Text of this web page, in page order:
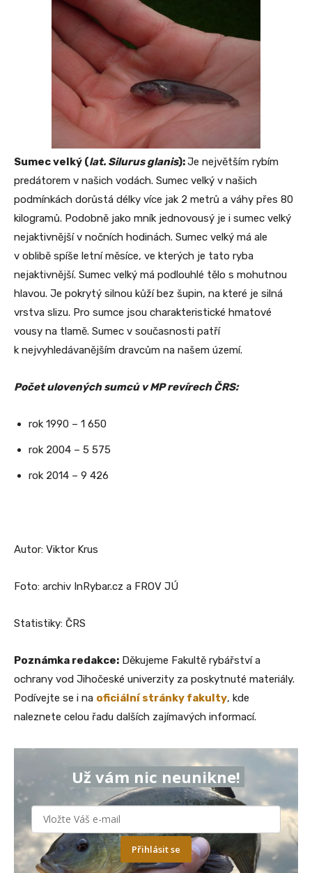
Sumec velký (lat. Silurus glanis):Je největším rybím
predátorem v našich vodách. Sumec velký v našich
podmínkách dorůstá délky více jak 2 metrů a váhy přes 80
kilogramů. Podobně jako mník jednovousý je i sumec velký
nejaktivnější v nočních hodinách. Sumec velký má ale
v oblibě spíše letní měsíce, ve kterých je tato ryba
nejaktivnější. Sumec velký má podlouhlé tělo s mohutnou
hlavou. Je pokrytý silnou kůží bez šupin, na které je silná
vrstva slizu. Pro sumce jsou charakteristické hmatové
vousy na tlamě. Sumec v současnosti patří
k nejvyhledávanějším dravcům na našem území.
Počet ulovených sumců v MP revírech ČRS:
rok 1990 – 1 650
rok 2004 – 5 575
rok 2014 – 9 426
Autor: Viktor Krus
Foto: archiv InRybar.cz a FROV JÚ
Statistiky: ČRS
Poznámka redakce: Děkujeme Fakultě rybářství a
ochrany vod Jihočeské univerzity za poskytnuté materiály.
Podívejte se i na oficiální stránky fakulty, kde
naleznete celou řadu dalších zajímavých informací.
Už vám nic neunikne!
Přihlásit se